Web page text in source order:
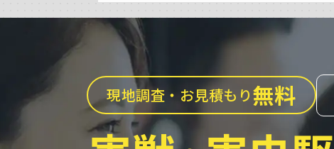
現地調査・お見積もり無料